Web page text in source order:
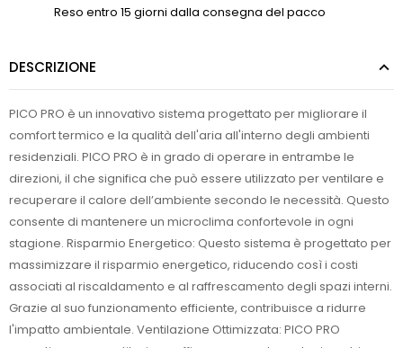
Reso entro 15 giorni dalla consegna del pacco
DESCRIZIONE
PICO PRO è un innovativo sistema progettato per migliorare il
comfort termico e la qualità dell'aria all'interno degli ambienti
residenziali. PICO PRO è in grado di operare in entrambe le
direzioni, il che significa che può essere utilizzato per ventilare e
recuperare il calore dell’ambiente secondo le necessità. Questo
consente di mantenere un microclima confortevole in ogni
stagione. Risparmio Energetico: Questo sistema è progettato per
massimizzare il risparmio energetico, riducendo così i costi
associati al riscaldamento e al raffrescamento degli spazi interni.
Grazie al suo funzionamento efficiente, contribuisce a ridurre
l'impatto ambientale. Ventilazione Ottimizzata: PICO PRO